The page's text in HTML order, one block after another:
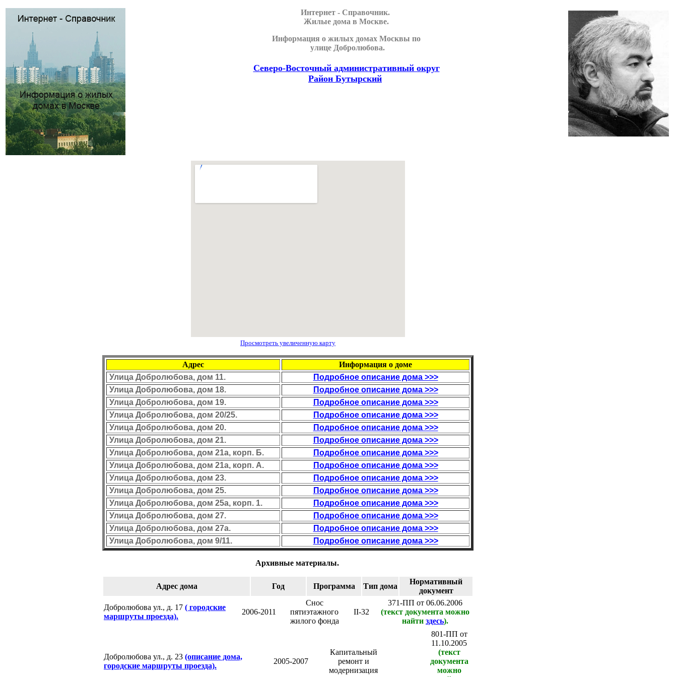
Интернет - Справочник.
Жилые дома в Москве.
Информация о жилых домах Москвы по
улице Добролюбова.
Северо-Восточный административный округ
Район Бутырский
Просмотреть увеличенную карту
Адрес
Информация о доме
Улица Добролюбова, дом 11.
Подробное описание дома >>>
Улица Добролюбова, дом 18.
Подробное описание дома >>>
Улица Добролюбова, дом 19.
Подробное описание дома >>>
Улица Добролюбова, дом 20/25.
Подробное описание дома >>>
Улица Добролюбова, дом 20.
Подробное описание дома >>>
Улица Добролюбова, дом 21.
Подробное описание дома >>>
Улица Добролюбова, дом 21а, корп. Б.
Подробное описание дома >>>
Улица Добролюбова, дом 21а, корп. А.
Подробное описание дома >>>
Улица Добролюбова, дом 23.
Подробное описание дома >>>
Улица Добролюбова, дом 25.
Подробное описание дома >>>
Улица Добролюбова, дом 25а, корп. 1.
Подробное описание дома >>>
Улица Добролюбова, дом 27.
Подробное описание дома >>>
Улица Добролюбова, дом 27а.
Подробное описание дома >>>
Улица Добролюбова, дом 9/11.
Подробное описание дома >>>
Архивные материалы.
Адрес дома Год Программа Тип дома
Нормативный
документ
Добролюбова ул., д. 17 ( городские
маршруты проезда).
2006-2011
Снос
пятиэтажного
жилого фонда
II-32
371-ПП от 06.06.2006
(текст документа можно
найти здесь).
Добролюбова ул., д. 23 (описание дома,
городские маршруты проезда).
2005-2007
Капитальный
ремонт и
модернизация
801-ПП от
11.10.2005
(текст
документа
можно